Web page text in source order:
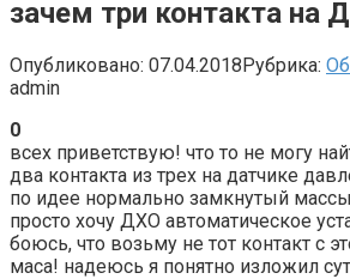
зачем три контакта на
Опубликовано: 07.04.2018Рубрика:
admin
0
всех приветствую! что то не могу
два контакта из трех на датчике
по идее нормально замкнутый
просто хочу ДХО автоматическое
боюсь, что возьму не тот контакт с
маса! надеюсь я понятно изложил